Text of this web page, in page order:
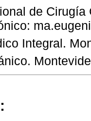
de
Integral.